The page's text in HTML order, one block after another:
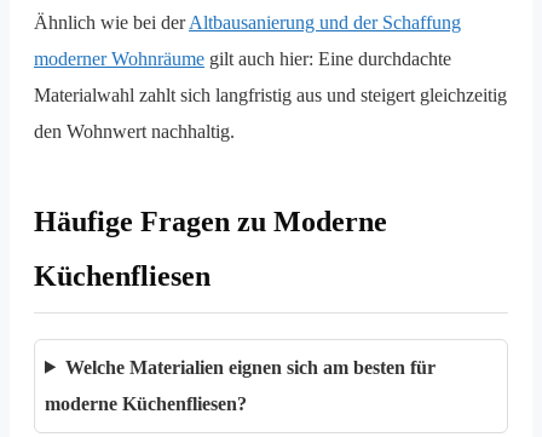
Ähnlich wie bei derAltbausanierung und der Schaffung
moderner Wohnräume gilt auch hier: Eine durchdachte
Materialwahl zahlt sich langfristig aus und steigert gleichzeitig
den Wohnwert nachhaltig.
Häufige Fragen zu Moderne
Küchenfliesen
Welche Materialien eignen sich am besten für
moderne Küchenfliesen?